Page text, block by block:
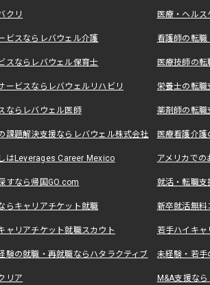
クリ 医療・ヘル
ビスならレバウェル介護 看護師の転
スならレバウェル保育士 医療技師の
ービスならレバウェルリハビリ 栄養士の転
ならレバウェル医師 薬剤師の転
課題解決支援ならレバウェル株式会社 医療看護介
はLeverages Career Mexico アメリカで
すなら帰国GO.com 就活・転職
らキャリアチケット就職 新卒就活無料
ャリアチケット就職スカウト 若手ハイキ
験の就職・再就職ならハタラクティブ 未経験・若手
リア M&A支援な